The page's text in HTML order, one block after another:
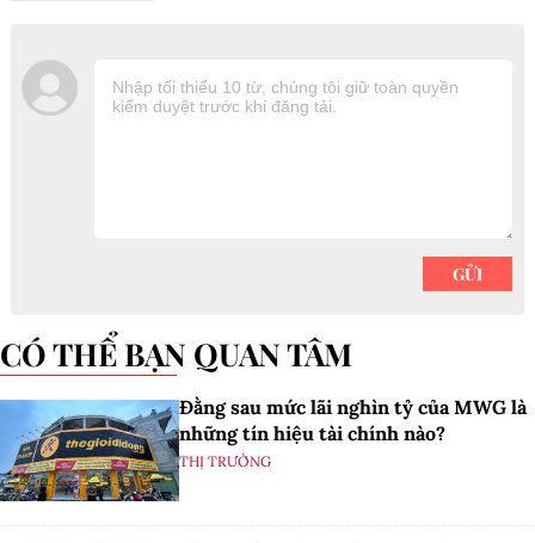
CÓ THỂ BẠN QUAN TÂM
Đằng sau mức lãi nghìn tỷ của MWG là
những tín hiệu tài chính nào?
THỊ TRƯỜNG